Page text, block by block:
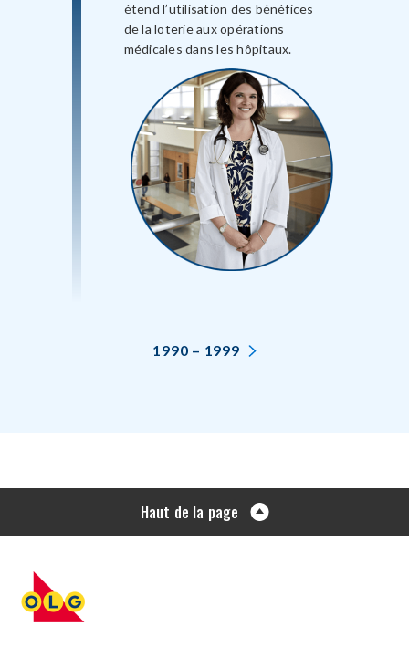
étend l’utilisation des bénéfices
de la loterie aux opérations
médicales dans les hôpitaux.
1990 – 1999
Haut de la page